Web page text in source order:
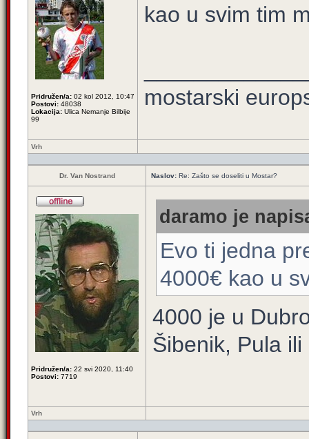
Pridružen/a: 02 kol 2012, 10:47
Postovi: 48038
Lokacija: Ulica Nemanje Bilbije
99
kao u svim tim
mostarski
Vrh
Dr. Van Nostrand Naslov: Re: Zašto se doseliti u Mostar?
Pridružen/a: 22 svi 2020, 11:40
Postovi: 7719
daramo je
Evo ti jedna
4000€ kao u
4000 je u
Šibenik, Pula
Vrh